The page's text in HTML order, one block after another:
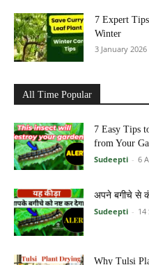
7 Expert
Winter
3 January 2026
All Time Popular
7 Easy Tips
from Your
Sudeepti - 6
अपने बगीचे से
Sudeepti - 14
Why Tulsi